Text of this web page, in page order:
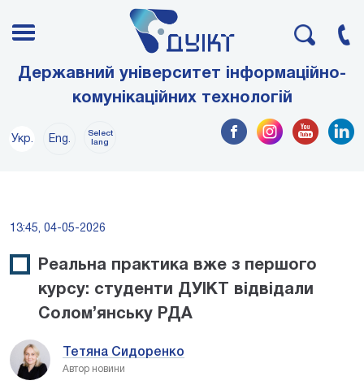
Державний університет інформаційно-
комунікаційних технологій
Укр. Eng.
Select
lang
13:45, 04-05-2026
Реальна практика вже з першого
курсу: студенти ДУІКТ відвідали
Солом’янську РДА
Тетяна Сидоренко
Автор новини